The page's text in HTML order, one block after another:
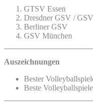
GTSV Essen
Dresdner GSV /
Berliner GSV
GSV München
Auszeichnungen
Bester
Beste